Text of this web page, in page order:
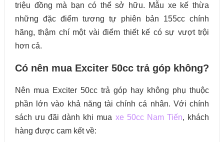
triệu đồng mà bạn có thể sở hữu. Mẫu xe kế thừa
những đặc điểm tương tự phiên bản 155cc chính
hãng, thậm chí một vài điểm thiết kế có sự vượt trội
hơn cả.
Có nên mua Exciter 50cc trả góp không?
Nên mua Exciter 50cc trả góp hay không phụ thuộc
phần lớn vào khả năng tài chính cá nhân. Với chính
sách ưu đãi dành khi mua xe 50cc Nam Tiến, khách
hàng được cam kết về: